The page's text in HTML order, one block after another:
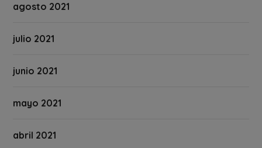
agosto 2021
julio 2021
junio 2021
mayo 2021
abril 2021